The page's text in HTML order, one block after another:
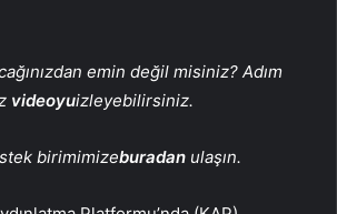
emin değil misiniz? Adım
videoyuizleyebilirsiniz.
birimimizeburadan ulaşın.